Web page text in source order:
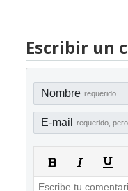
Escribir un
Nombre requerido
E-mail